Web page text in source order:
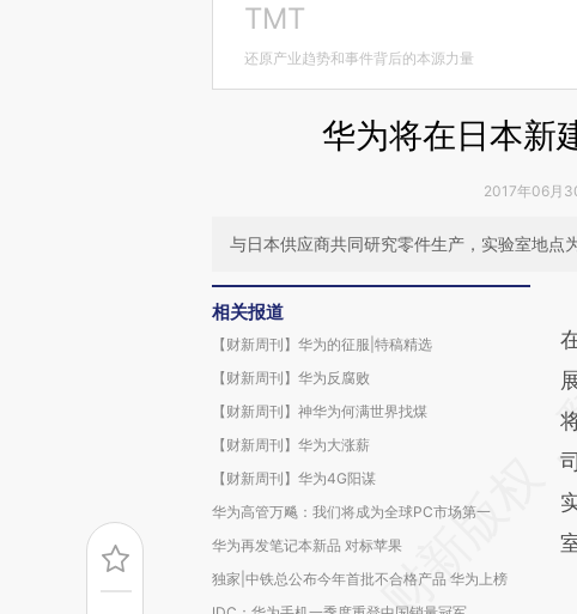
TMT
还原产业趋势和事件背后的本源力量
华为将在日本新
2017年06月
与日本供应商共同研究零件生产，实验室地点
相关报道
【财新周刊】华为的征服|特稿精选
【财新周刊】华为反腐败
【财新周刊】神华为何满世界找煤
【财新周刊】华为大涨薪
【财新周刊】华为4G阳谋
华为高管万飚：我们将成为全球PC市场第一
华为再发笔记本新品 对标苹果
独家|中铁总公布今年首批不合格产品 华为上榜